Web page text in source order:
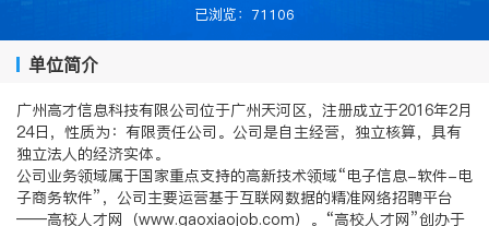
已浏览：71106
单位简介
广州高才信息科技有限公司位于广州天河区，注册成立于2016年2月
24日，性质为：有限责任公司。公司是自主经营，独立核算，具有
独立法人的经济实体。
公司业务领域属于国家重点支持的高新技术领域“电子信息-软件-电
子商务软件”，公司主要运营基于互联网数据的精准网络招聘平台
——高校人才网（www.gaoxiaojob.com）。“高校人才网”创办于